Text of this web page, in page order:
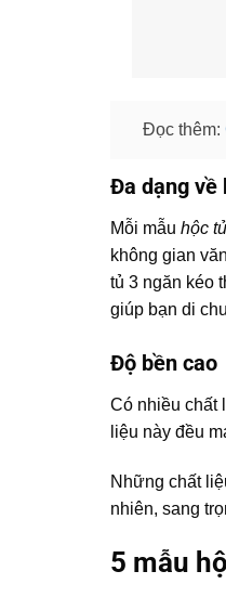
Đọc thêm:
Đa dạng về
Mỗi mẫu hộc
không gian
tủ 3 ngăn kéo
giúp bạn di
Độ bền cao
Có nhiều chất
liệu này đều
Những chất
nhiên, sang
5 mẫu